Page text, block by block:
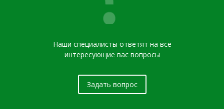
Наши специалисты ответят на все
интересующие вас вопросы
Задать вопрос